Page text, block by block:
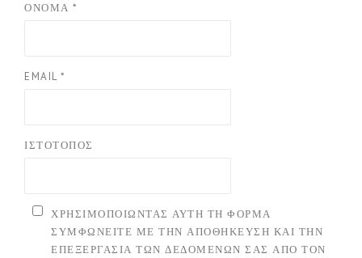
ΌΝΟΜΑ *
EMAIL *
ΙΣΤΌΤΟΠΟΣ
ΧΡΗΣΙΜΟΠΟΙΏΝΤΑΣ ΑΥΤΉ ΤΗ ΦΌΡΜΑ
ΣΥΜΦΩΝΕΊΤΕ ΜΕ ΤΗΝ ΑΠΟΘΉΚΕΥΣΗ ΚΑΙ ΤΗΝ
ΕΠΕΞΕΡΓΑΣΊΑ ΤΩΝ ΔΕΔΟΜΈΝΩΝ ΣΑΣ ΑΠΌ ΤΟΝ